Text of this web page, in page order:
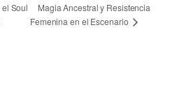
Soul
Magia Ancestral y Resistencia
Femenina en el Escenario